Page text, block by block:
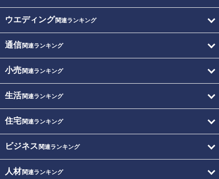
ウエディング関連ランキング
通信関連ランキング
小売関連ランキング
生活関連ランキング
住宅関連ランキング
ビジネス 関連ランキング
人材関連ランキング